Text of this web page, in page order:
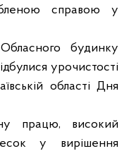
справою у
будинку
урочистості
області Дня
працю, високий
у вирішення